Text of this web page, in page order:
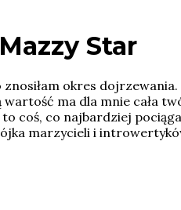
Mazzy Star
okres dojrzewania.
ma dla mnie cała
coś, co najbardziej
marzycieli i